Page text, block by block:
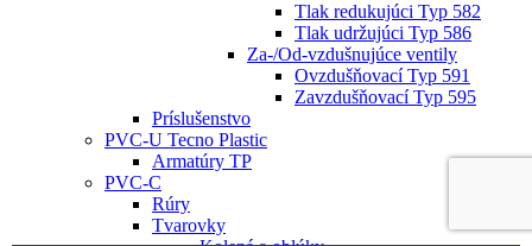
Tlak redukujúci Typ 582
Tlak udržujúci Typ 586
Za-/Od-vzdušnujúce ventily
Ovzdušňovací Typ 591
Zavzdušňovací Typ 595
Príslušenstvo
PVC-U Tecno Plastic
Armatúry TP
PVC-C
Rúry
Tvarovky